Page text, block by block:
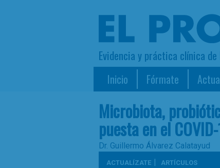
Evidencia y práctica clínica
Inicio Fórmate
Microbiota,
puesta en el
Dr. Guillermo Álvarez Calatayud
ACTUALÍZATE | ARTÍCULOS